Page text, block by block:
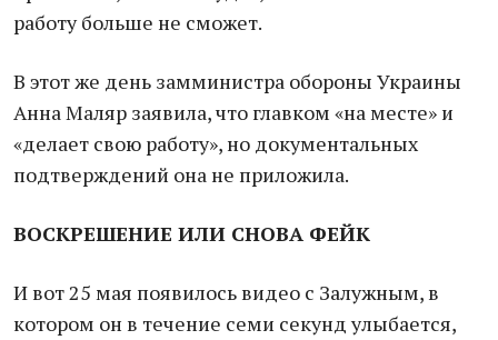
работу больше не сможет.
В этот же день замминистра обороны Украины
Анна Маляр заявила, что главком «на месте» и
«делает свою работу», но документальных
подтверждений она не приложила.
ВОСКРЕШЕНИЕ ИЛИ СНОВА ФЕЙК
И вот 25 мая появилось видео с Залужным, в
котором он в течение семи секунд улыбается,